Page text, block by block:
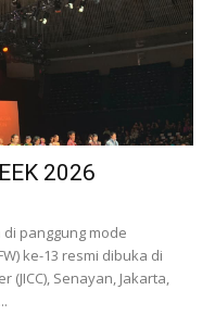
2026
panggung mode
ke-13 resmi dibuka di
Senayan, Jakarta,